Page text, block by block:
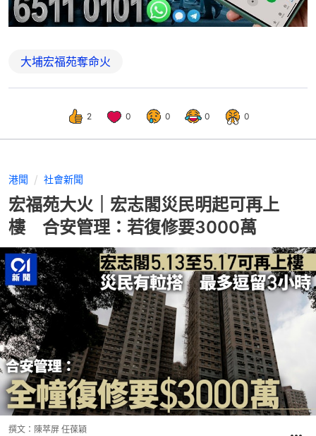
大埔宏福苑奪命火
2 0 0 0 0
港聞 社會新聞
宏福苑大火｜宏志閣災民明起可再上
樓 合安管理：若復修要3000萬
撰文： 陳萃屏 任葆穎